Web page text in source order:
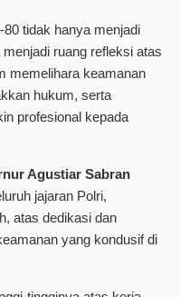
tidak hanya menjadi
ruang refleksi atas
memelihara keamanan
hukum, serta
profesional kepada
Agustiar Sabran
jajaran Polri,
atas dedikasi dan
yang kondusif di